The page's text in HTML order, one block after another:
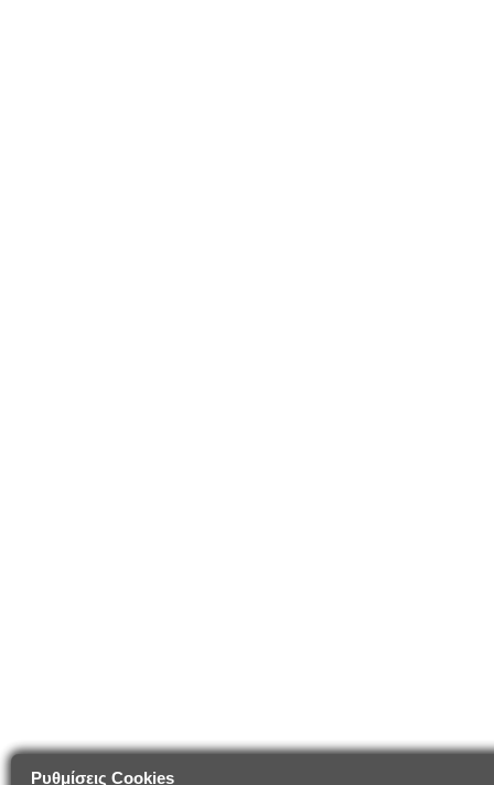
Ρυθμίσεις Cookies